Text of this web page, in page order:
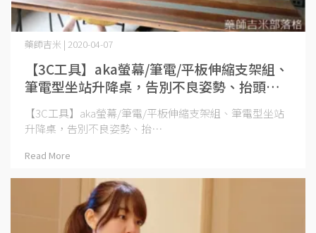
【3C工具】aka螢幕/筆電/平板伸縮支架組、
筆電型坐站升降桌，告別不良姿勢、抬頭挺
胸做人，拒當低頭族
藥師吉米 | 2020-04-07
【3C工具】aka螢幕/筆電/平板伸縮支架組、筆電型坐站
升降桌，告別不良姿勢、抬⋯
Read More